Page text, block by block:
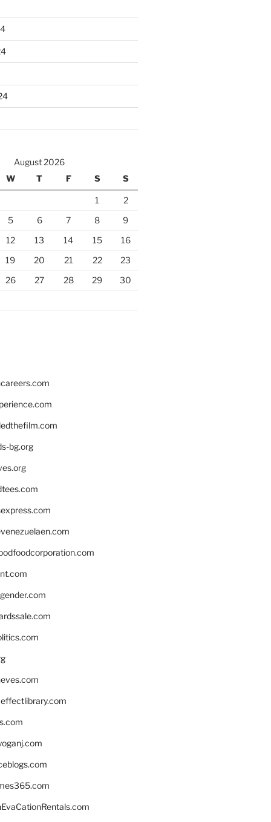
August 2026
W T F S S
1
2
5 6 7 8
9
12 13 14 15
16
19 20 21 22
23
26 27 28 29
30
bg.org